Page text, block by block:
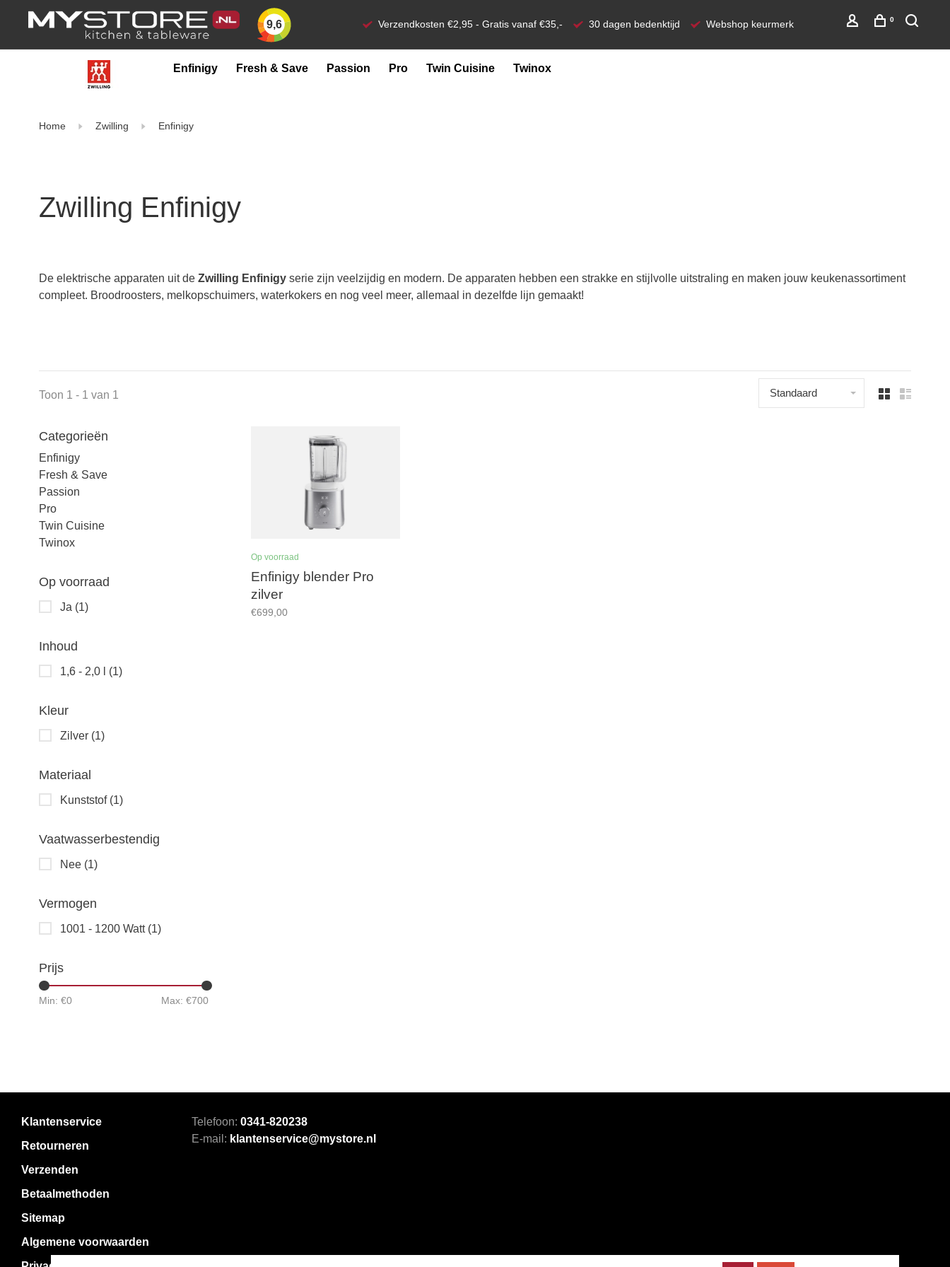
9,6 Verzendkosten €2,95 - Gratis vanaf €35,- 30 dagen bedenktijd Webshop keurmerk 0
Enfinigy Fresh & Save Passion Pro Twin Cuisine Twinox
Home Zwilling Enfinigy
Zwilling Enfinigy
De elektrische apparaten uit de Zwilling Enfinigy serie zijn veelzijdig en modern. De apparaten hebben een strakke en stijlvolle uitstraling en maken jouw keukenassortiment
compleet. Broodroosters, melkopschuimers, waterkokers en nog veel meer, allemaal in dezelfde lijn gemaakt!
Toon 1 - 1 van 1 Standaard
Categorieën
Enfinigy
Fresh & Save
Passion
Pro
Twin Cuisine
Twinox
Op voorraad
Ja (1)
Inhoud
1,6 - 2,0 l (1)
Kleur
Zilver (1)
Materiaal
Kunststof (1)
Vaatwasserbestendig
Nee (1)
Vermogen
1001 - 1200 Watt (1)
Prijs
Min: €0 Max: €700
Op voorraad
Enfinigy blender Pro
zilver
€699,00
Klantenservice
Retourneren
Verzenden
Betaalmethoden
Sitemap
Algemene voorwaarden
Telefoon: 0341-820238
E-mail: klantenservice@mystore.nl